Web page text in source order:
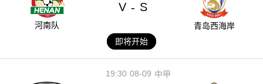
河南队
V - S
青岛西海岸
即将开始
08-09
19:30 中甲